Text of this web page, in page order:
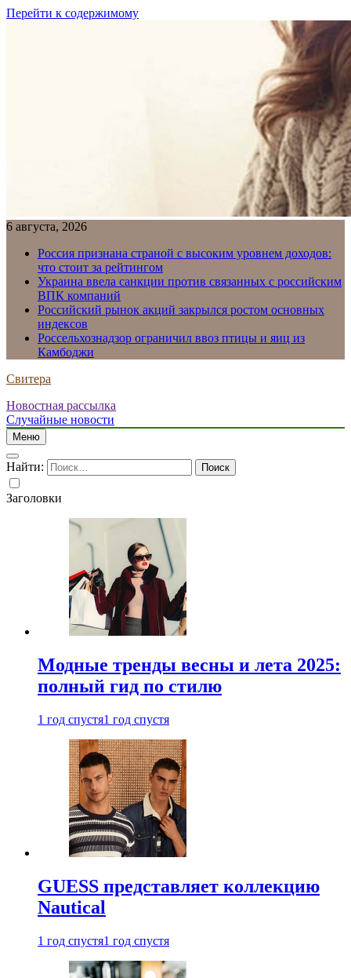
Перейти к содержимому
6 августа, 2026
Россия признана страной с высоким уровнем доходов:
что стоит за рейтингом
Украина ввела санкции против связанных с российским
ВПК компаний
Российский рынок акций закрылся ростом основных
индексов
Россельхознадзор ограничил ввоз птицы и яиц из
Камбоджи
Свитера
Новостная рассылка
Случайные новости
Меню
Найти:
Заголовки
Модные тренды весны и лета 2025:
полный гид по стилю
1 год спустя1 год спустя
GUESS представляет коллекцию
Nautical
1 год спустя1 год спустя